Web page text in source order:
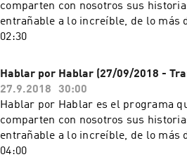
comparten con nosotros sus
entrañable a lo increíble, de lo más
02:30
Hablar por Hablar (27/09/2018 -
27.9.2018
30:00
Hablar por Hablar es el programa
comparten con nosotros sus
entrañable a lo increíble, de lo más
04:00